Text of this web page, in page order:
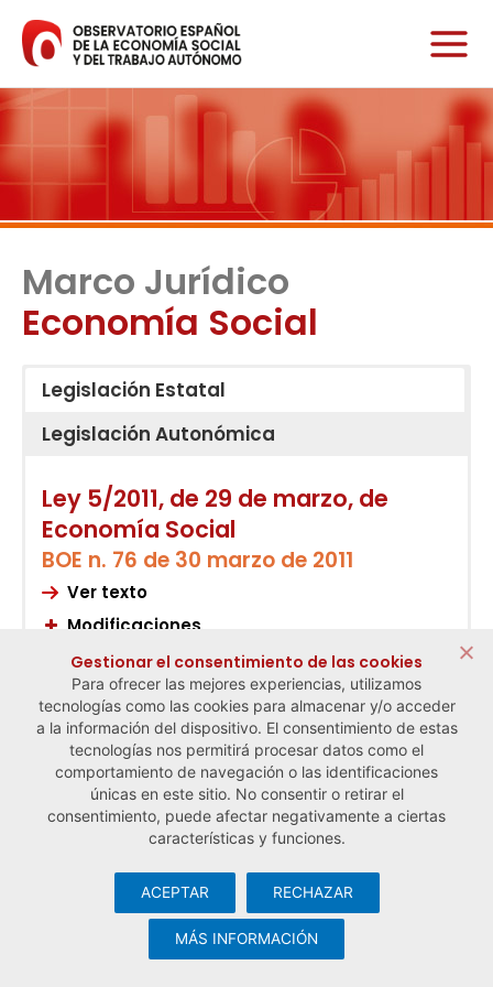
contenido
Marco Jurídico
Economía Social
Legislación Estatal
Legislación Autonómica
Ley 5/2011, de 29 de marzo, de
Economía Social
BOE n. 76 de 30 marzo de 2011
Ver texto
Modificaciones
Ley 7/2022, de 1 de diciembre, de
Economía Social de Aragón
BOA 244, de 20 de diciembre de 2022
Ver texto
Ley 3/2022, de 13 de junio, de
Economía Social de Canarias
BOC 121, de 20 de junio de 2022
© Observatorio Español de la Economía Social y del Trabajo
Aviso legal y política de privacidad
cookies· Desarrollo web:Visualco
Gestionar el consentimiento de las cookies
Para ofrecer las mejores experiencias, utilizamos
tecnologías como las cookies para almacenar y/o acceder
a la información del dispositivo. El consentimiento de estas
tecnologías nos permitirá procesar datos como el
comportamiento de navegación o las identificaciones
únicas en este sitio. No consentir o retirar el
consentimiento, puede afectar negativamente a ciertas
características y funciones.
ACEPTAR RECHAZAR
MÁS INFORMACIÓN